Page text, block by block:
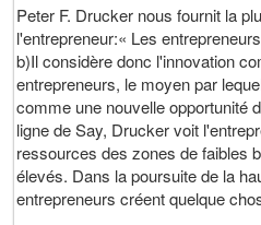
Peter F. Drucker nous fournit la
l'entrepreneur:« Les
b)Il considère donc l'innovation
entrepreneurs, le moyen par
comme une nouvelle opportunité
ligne de Say, Drucker voit
ressources des zones de faibles
élevés. Dans la poursuite de la
entrepreneurs créent quelque